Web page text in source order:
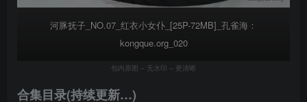
河豚抚子_NO.07_红衣小女仆_[25P-72MB]_孔雀海：
kongque.org_020
包内原图 – 无水印 – 更清晰
合集目录(持续更新…)